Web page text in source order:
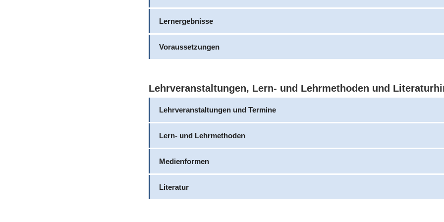
Lernergebnisse
Voraussetzungen
Lehrveranstaltungen, Lern- und Lehrmethoden und
Lehrveranstaltungen und Termine
Lern- und Lehrmethoden
Medienformen
Literatur